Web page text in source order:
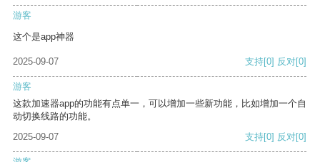
游客
这个是app神器
2025-09-07 支持[0] 反对[0]
游客
这款加速器app的功能有点单一，可以增加一些新功能，比如增加一个自
动切换线路的功能。
2025-09-07
支持[0] 反对[0]